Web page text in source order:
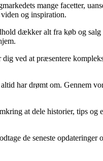
mange facetter,
og inspiration.
dækker alt fra køb og
ved at præsentere
har drømt om. Gennem
at dele historier, tips
de seneste opdateringer